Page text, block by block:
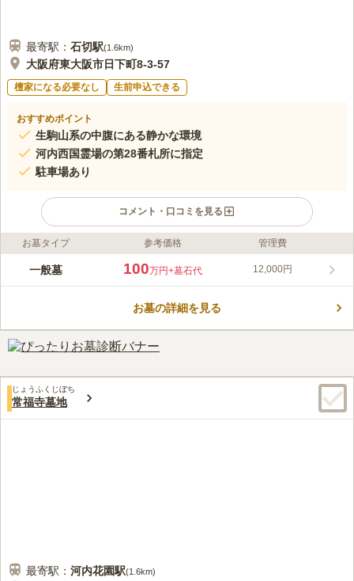
最寄駅： 石切駅(1.6km)
大阪府東大阪市日下町8-3-57
檀家になる必要なし 生前申込できる
おすすめポイント
生駒山系の中腹にある静かな環境
河内西国霊場の第28番札所に指定
駐車場あり
コメント・口コミを見る
ライフドット編集部のコメント
大龍寺は大阪府東大阪市にある、十一面観音を本尊とする寺院で
り、喧騒から離れ木々に囲まれた静かな環境です。一般墓は2聖
も建てることができます。
口コミ評価
お墓タイプ 参考価格 管理費
一般墓 100万円+墓石代 12,000円
お墓の詳細を見る
じょうふくじぼち
常福寺墓地
最寄駅： 河内花園駅(1.6km)